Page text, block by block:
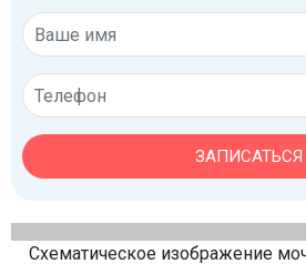
ЗАПИСАТЬСЯ
Схематическое изображение